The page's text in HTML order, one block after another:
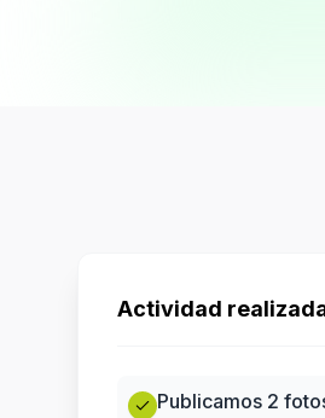
Actividad
Publicamos 2